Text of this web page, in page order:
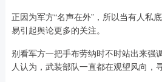
正因为军方“名声在外”，所以当有人私
易引起舆论更多的关注。
别看军方一把手布劳纳时不时站出来强
人认为，武装部队一直都在观望风向，